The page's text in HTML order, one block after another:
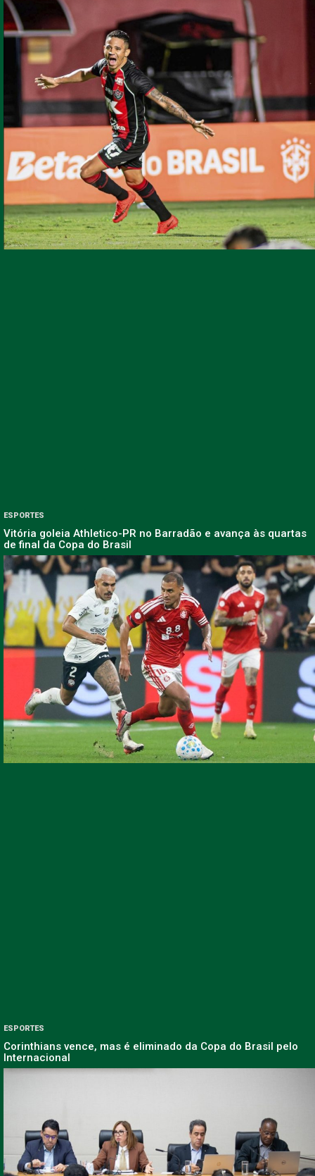
ESPORTES
Vitória goleia Athletico-PR no Barradão e avança às quartas
de final da Copa do Brasil
ESPORTES
Corinthians vence, mas é eliminado da Copa do Brasil pelo
Internacional